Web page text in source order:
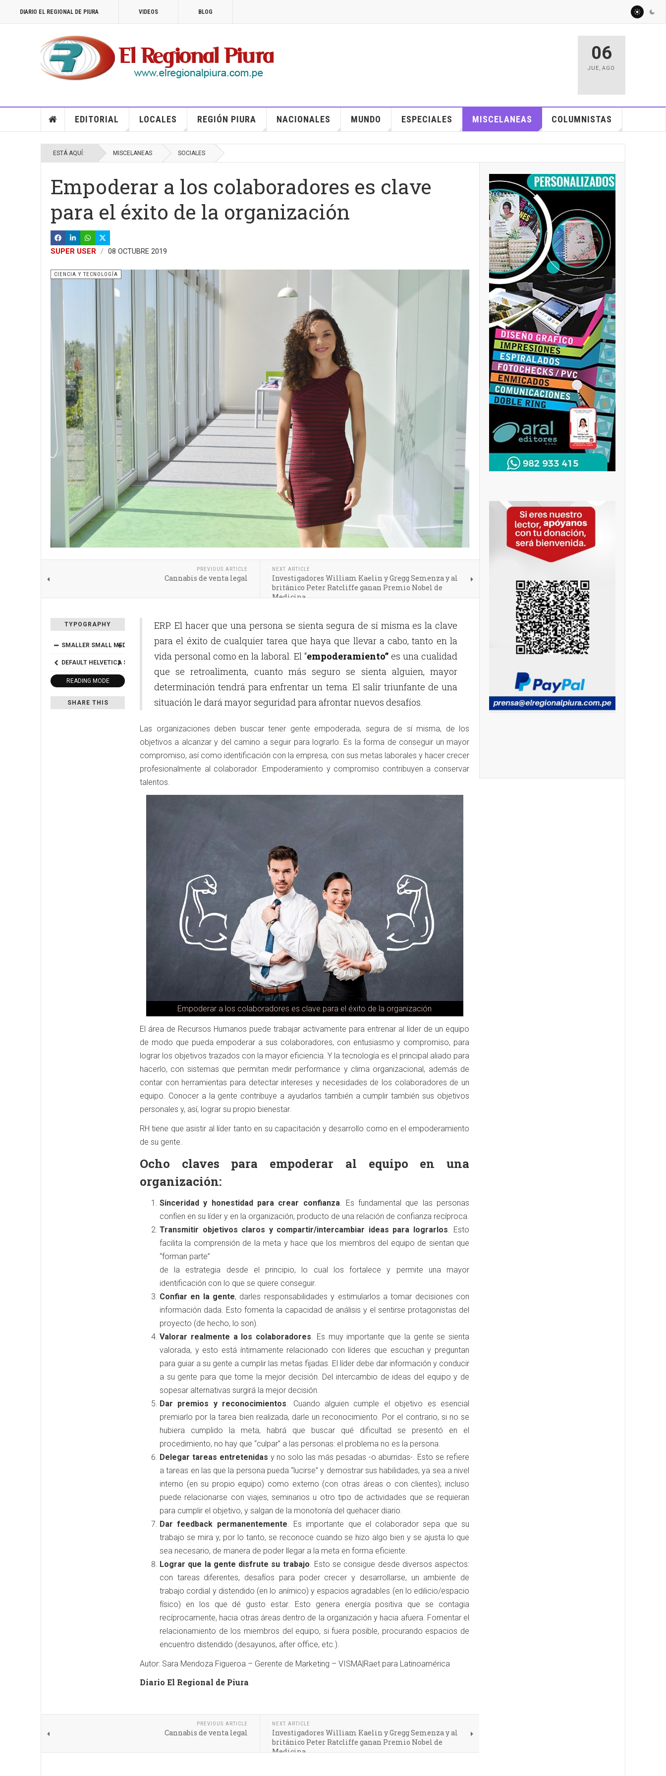
DIARIO EL REGIONAL DE PIURA VIDEOS BLOG
06
JUE,AGO
EDITORIAL LOCALES REGIÓN PIURA NACIONALES MUNDO ESPECIALES MISCELANEAS COLUMNISTAS
ESTÁ AQUÍ: MISCELANEAS SOCIALES
Empoderar a los colaboradores es clave
para el éxito de la organización
SUPER USER 08 OCTUBRE 2019
CIENCIA Y TECNOLOGÍA
PREVIOUS ARTICLE
Cannabis de venta legal
NEXT ARTICLE
Investigadores William Kaelin y Gregg Semenza y al
británico Peter Ratcliffe ganan Premio Nobel de
Medicina
TYPOGRAPHY
SMALLER SMALL MEDIUM BIGGER
DEFAULT HELVETICA SEGOE TIMES
READING MODE
SHARE THIS
ERP. El hacer que una persona se sienta segura de sí misma es la clave
para el éxito de cualquier tarea que haya que llevar a cabo, tanto en la
vida personal como en la laboral. El “empoderamiento” es una cualidad
que se retroalimenta, cuanto más seguro se sienta alguien, mayor
determinación tendrá para enfrentar un tema. El salir triunfante de una
situación le dará mayor seguridad para afrontar nuevos desafíos.
Las organizaciones deben buscar tener gente empoderada, segura de sí misma, de los
objetivos a alcanzar y del camino a seguir para lograrlo. Es la forma de conseguir un mayor
compromiso, así como identificación con la empresa, con sus metas laborales y hacer crecer
profesionalmente al colaborador. Empoderamiento y compromiso contribuyen a conservar
talentos.
Empoderar a los colaboradores es clave para el éxito de la organización
El área de Recursos Humanos puede trabajar activamente para entrenar al líder de un equipo
de modo que pueda empoderar a sus colaboradores, con entusiasmo y compromiso, para
lograr los objetivos trazados con la mayor eficiencia. Y la tecnología es el principal aliado para
hacerlo, con sistemas que permitan medir performance y clima organizacional, además de
contar con herramientas para detectar intereses y necesidades de los colaboradores de un
equipo. Conocer a la gente contribuye a ayudarlos también a cumplir también sus objetivos
personales y, así, lograr su propio bienestar.
RH tiene que asistir al líder tanto en su capacitación y desarrollo como en el empoderamiento
de su gente.
Ocho claves para empoderar al equipo en una
organización:
Sinceridad y honestidad para crear confianza . Es fundamental que las personas
confíen en su líder y en la organización, producto de una relación de confianza recíproca.
Transmitir objetivos claros y compartir/intercambiar ideas para lograrlos . Esto
facilita la comprensión de la meta y hace que los miembros del equipo de sientan que
“forman parte”
de la estrategia desde el principio, lo cual los fortalece y permite una mayor
identificación con lo que se quiere conseguir.
Confiar en la gente, darles responsabilidades y estimularlos a tomar decisiones con
información dada. Esto fomenta la capacidad de análisis y el sentirse protagonistas del
proyecto (de hecho, lo son).
Valorar realmente a los colaboradores . Es muy importante que la gente se sienta
valorada, y esto está íntimamente relacionado con líderes que escuchan y preguntan
para guiar a su gente a cumplir las metas fijadas. El líder debe dar información y conducir
a su gente para que tome la mejor decisión. Del intercambio de ideas del equipo y de
sopesar alternativas surgirá la mejor decisión.
Dar premios y reconocimientos . Cuando alguien cumple el objetivo es esencial
premiarlo por la tarea bien realizada, darle un reconocimiento. Por el contrario, si no se
hubiera cumplido la meta, habrá que buscar qué dificultad se presentó en el
procedimiento, no hay que “culpar” a las personas: el problema no es la persona.
Delegar tareas entretenidas y no solo las más pesadas -o aburridas-. Esto se refiere
a tareas en las que la persona pueda “lucirse” y demostrar sus habilidades, ya sea a nivel
interno (en su propio equipo) como externo (con otras áreas o con clientes); incluso
puede relacionarse con viajes, seminarios u otro tipo de actividades que se requieran
para cumplir el objetivo, y salgan de la monotonía del quehacer diario.
Dar feedback permanentemente . Es importante que el colaborador sepa que su
trabajo se mira y, por lo tanto, se reconoce cuando se hizo algo bien y se ajusta lo que
sea necesario, de manera de poder llegar a la meta en forma eficiente.
Lograr que la gente disfrute su trabajo . Esto se consigue desde diversos aspectos:
con tareas diferentes, desafíos para poder crecer y desarrollarse, un ambiente de
trabajo cordial y distendido (en lo anímico) y espacios agradables (en lo edilicio/espacio
físico) en los que dé gusto estar. Esto genera energía positiva que se contagia
recíprocamente, hacia otras áreas dentro de la organización y hacia afuera. Fomentar el
relacionamiento de los miembros del equipo, si fuera posible, procurando espacios de
encuentro distendido (desayunos, after office, etc.).
Autor: Sara Mendoza Figueroa – Gerente de Marketing – VISMA|Raet para Latinoamérica
Diario El Regional de Piura
PREVIOUS ARTICLE
Cannabis de venta legal
NEXT ARTICLE
Investigadores William Kaelin y Gregg Semenza y al
británico Peter Ratcliffe ganan Premio Nobel de
Medicina